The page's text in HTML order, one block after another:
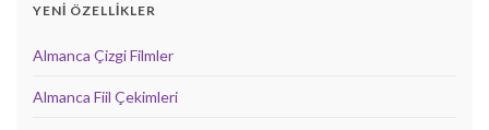
YENİ ÖZELLİKLER
Almanca Çizgi Filmler
Almanca Fiil Çekimleri